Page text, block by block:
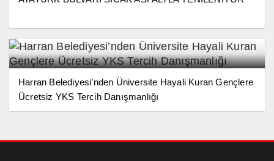
Harran Belediyesi’nden Üniversite Hayali Kuran Gençlere
Ücretsiz YKS Tercih Danışmanlığı